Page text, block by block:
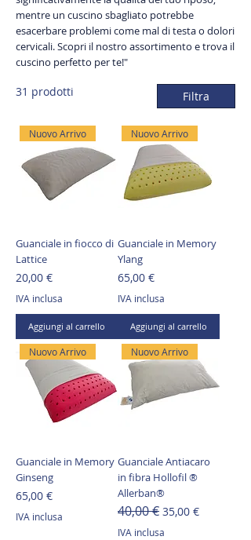
mentre un cuscino sbagliato potrebbe
esacerbare problemi come mal di testa o dolori
cervicali. Scopri il nostro assortimento e trova il
cuscino perfetto per te!"
31 prodotti Filtra
Nuovo Arrivo
Guanciale in fiocco di
Lattice
Prezzo
20,00 €
IVA inclusa
Aggiungi al carrello
Nuovo Arrivo
Guanciale in Memory
Ylang
Prezzo
65,00 €
IVA inclusa
Aggiungi al carrello
Nuovo Arrivo
Guanciale in Memory
Ginseng
Prezzo
65,00 €
IVA inclusa
Nuovo Arrivo
Guanciale Antiacaro
in fibra Hollofil ®
Allerban®
Prezzo regolare
40,00 € Prezzo scontato
35,00 €
IVA inclusa